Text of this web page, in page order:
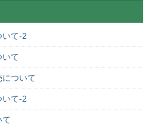
いて-2
いて
について
いて-2
て